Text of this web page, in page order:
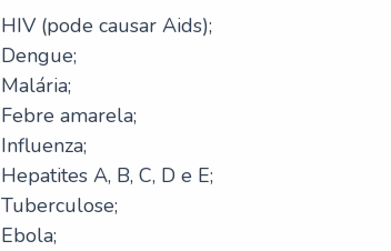
HIV (pode causar Aids);
Dengue;
Malária;
Febre amarela;
Influenza;
Hepatites A, B, C, D e E;
Tuberculose;
Ebola;